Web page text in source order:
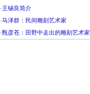
·王锡良简介
·马泽群：民间雕刻艺术家
·甄彦苍：田野中走出的雕刻艺术家